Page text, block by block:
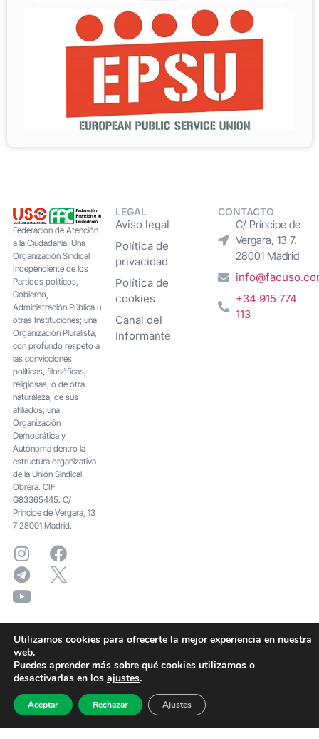
Federacion de Atención
a la Ciudadanía. Una
Organización Sindical
Independiente de los
Partidos políticos,
Gobierno,
Administración Pública u
otras Instituciones; una
Organización Pluralista,
con profundo respeto a
las convicciones
políticas, filosóficas,
religiosas, o de otra
naturaleza, de sus
afiliados; una
Organización
Democrática y
Autónoma dentro la
estructura organizativa
de la Unión Sindical
Obrera. CIF
G83365445. C/
Principe de Vergara, 13
7 28001 Madrid.
LEGAL
Aviso legal
Política de
privacidad
Política de
cookies
Canal del
Informante
CONTACTO
C/ Príncipe de
Vergara, 13 7.
28001 Madrid
+34 915 774
113
Utilizamos cookies para ofrecerte la mejor experiencia en nuestra
web.
Puedes aprender más sobre qué cookies utilizamos o
desactivarlas en los ajustes.
Aceptar Rechazar Ajustes